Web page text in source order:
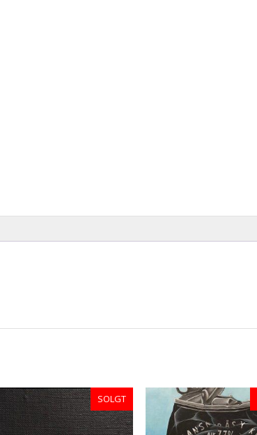
SOLGT